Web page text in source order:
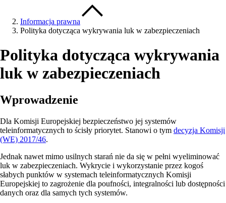
Informacja prawna
Polityka dotycząca wykrywania luk w zabezpieczeniach
Polityka dotycząca wykrywania
luk w zabezpieczeniach
Wprowadzenie
Dla Komisji Europejskiej bezpieczeństwo jej systemów
teleinformatycznych to ścisły priorytet. Stanowi o tym decyzja Komisji
(WE) 2017/46.
Jednak nawet mimo usilnych starań nie da się w pełni wyeliminować
luk w zabezpieczeniach. Wykrycie i wykorzystanie przez kogoś
słabych punktów w systemach teleinformatycznych Komisji
Europejskiej to zagrożenie dla poufności, integralności lub dostępności
danych oraz dla samych tych systemów.